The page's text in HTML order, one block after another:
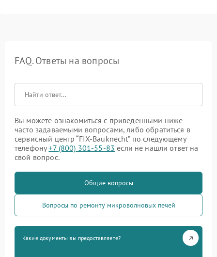
FAQ. Ответы на вопросы
Вы можете ознакомиться с приведенными ниже
часто задаваемыми вопросами, либо обратиться в
сервисный центр “FIX-Bauknecht” по следующему
телефону+7 (800) 301-55-83 если не нашли ответ на
свой вопрос.
Общие вопросы
Вопросы по ремонту микроволновых печей
Какие документы вы предоставляете?